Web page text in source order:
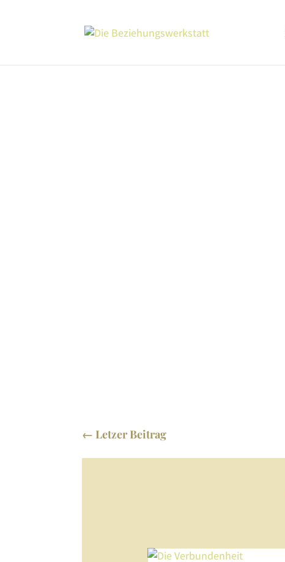
← Letzer Beitrag